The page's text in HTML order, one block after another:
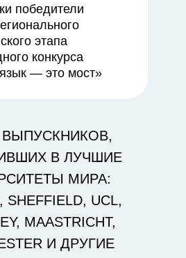
В ЛУЧШИЕ
МИРА:
SHEFFIELD, UCL,
MAASTRICHT,
И ДРУГИЕ
победители
этапа
конкурса
— это мост»